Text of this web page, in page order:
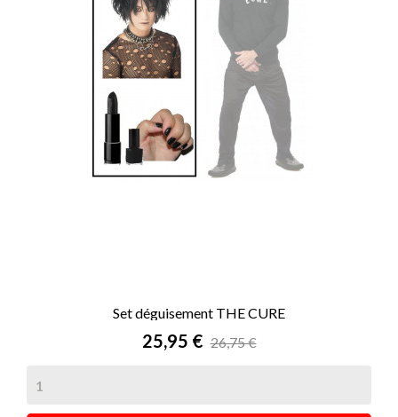
Set déguisement THE CURE
Prix
25,95 € 26,75 €